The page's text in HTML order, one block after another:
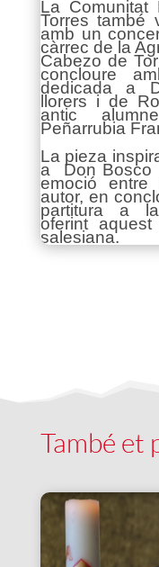
La Comunitat
Torres també
amb un
càrrec de la
Cabezo de
concloure
dedicada a
llorers i de
antic
Peñarrubia
La pieza
a Don Bosco
emoció
autor, en
partitura a
oferint
salesiana.
També et